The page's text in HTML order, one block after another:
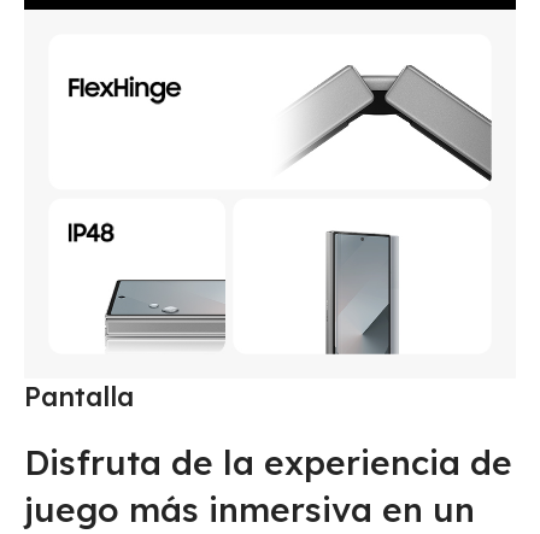
Pantalla
Disfruta de la experiencia de
juego más inmersiva en un